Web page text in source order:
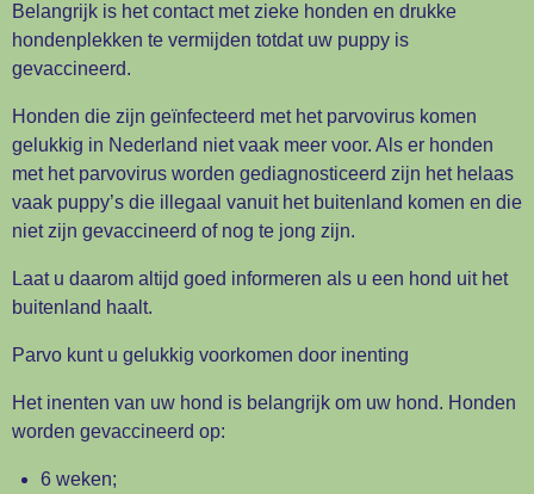
Belangrijk is het contact met zieke honden en drukke
hondenplekken te vermijden totdat uw puppy is
gevaccineerd.
Honden die zijn geïnfecteerd met het parvovirus komen
gelukkig in Nederland niet vaak meer voor. Als er honden
met het parvovirus worden gediagnosticeerd zijn het helaas
vaak puppy’s die illegaal vanuit het buitenland komen en die
niet zijn gevaccineerd of nog te jong zijn.
Laat u daarom altijd goed informeren als u een hond uit het
buitenland haalt.
Parvo kunt u gelukkig voorkomen door inenting
Het inenten van uw hond is belangrijk om uw hond. Honden
worden gevaccineerd op:
6 weken;